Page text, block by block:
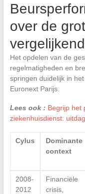
over de
Het opdelen van de
regelmatigheden en
springen duidelijk in
Euronext Parijs.
Lees ook : Begrijp het
ziekenhuisdienst:
Cylus
Dominante
context
2008-
2012
Financiële
crisis,